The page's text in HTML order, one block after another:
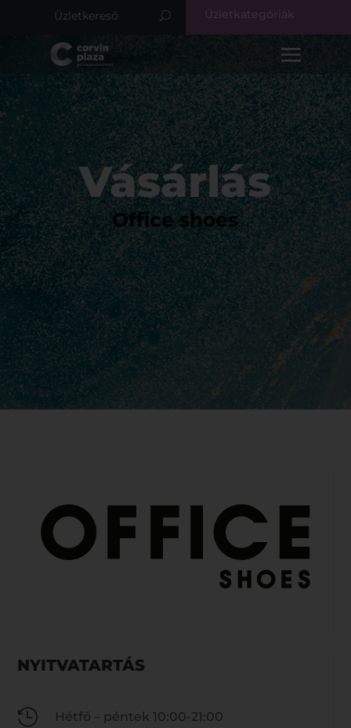
Üzletkategóriák
Vásárlás
Office shoes
NYITVATARTÁS
 Hétfő – péntek 10:00-21:00